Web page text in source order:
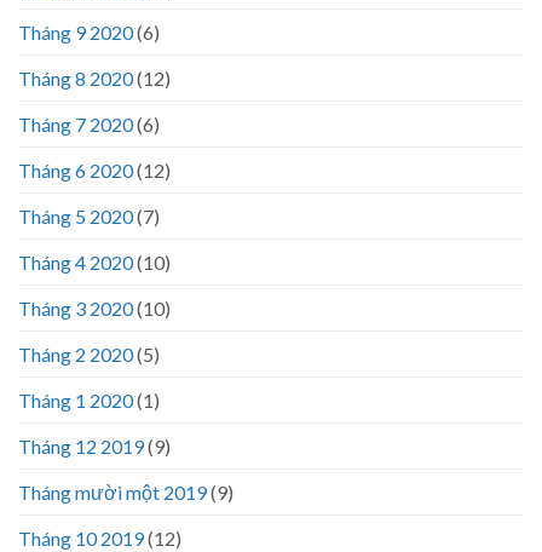
Tháng 9 2020(6)
Tháng 8 2020(12)
Tháng 7 2020(6)
Tháng 6 2020(12)
Tháng 5 2020(7)
Tháng 4 2020(10)
Tháng 3 2020(10)
Tháng 2 2020(5)
Tháng 1 2020(1)
Tháng 12 2019(9)
Tháng mười một 2019(9)
Tháng 10 2019(12)